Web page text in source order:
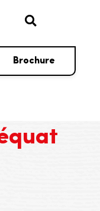
Brochure